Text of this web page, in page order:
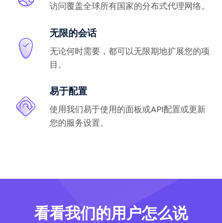
访问覆盖全球所有国家的分布式代理网络。
无限的会话
无论何时需要，都可以无限期地扩展您的项
目。
易于配置
使用我们易于使用的面板或API配置或更新
您的服务设置。
看看我们的用户怎么说